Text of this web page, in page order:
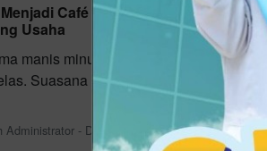
Café Mini, Siswa SMK
Usaha
manis minuman cokelat, segarnya
Suasana yang biasanya dipenuhi
Administrator - Dilihat 40 kali